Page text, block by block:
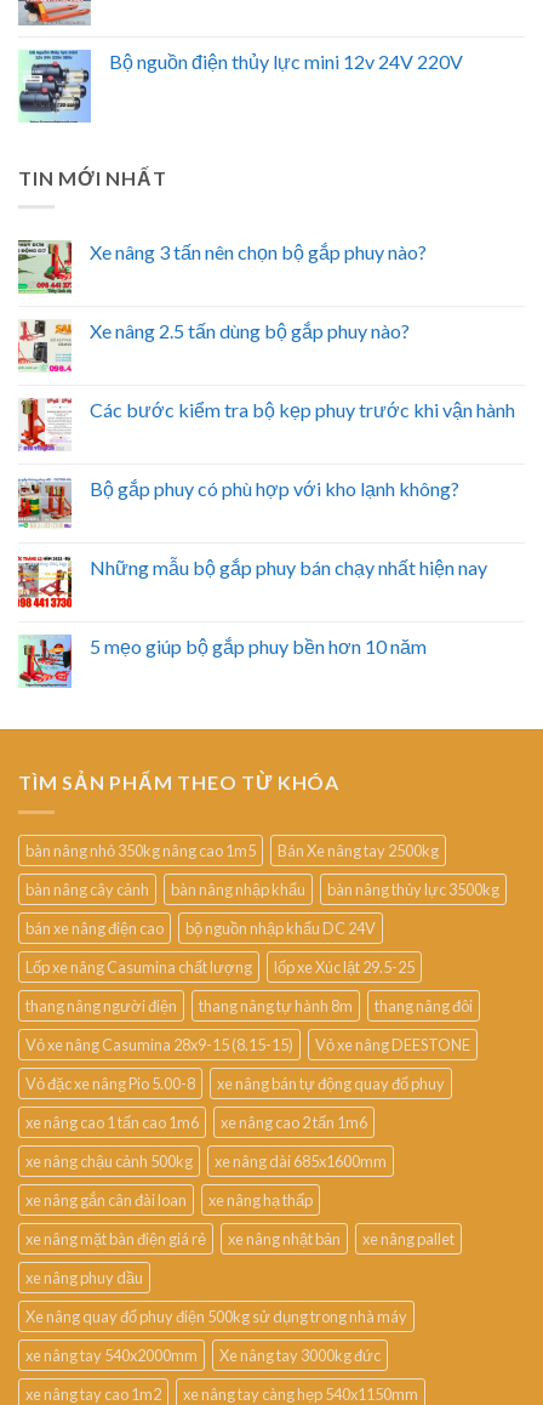
Bộ nguồn điện thủy lực mini 12v 24V 220V
TIN MỚI NHẤT
Xe nâng 3 tấn nên chọn bộ gắp phuy nào?
Xe nâng 2.5 tấn dùng bộ gắp phuy nào?
Các bước kiểm tra bộ kẹp phuy trước khi vận hành
Bộ gắp phuy có phù hợp với kho lạnh không?
Những mẫu bộ gắp phuy bán chạy nhất hiện nay
5 mẹo giúp bộ gắp phuy bền hơn 10 năm
TÌM SẢN PHẨM THEO TỪ KHÓA
bàn nâng nhỏ 350kg nâng cao 1m5
Bán Xe nâng tay 2500kg
bàn nâng cây cảnh
bàn nâng nhập khẩu
bàn nâng thủy lực 3500kg
bán xe nâng điện cao
bộ nguồn nhập khẩu DC 24V
Lốp xe nâng Casumina chất lượng
lốp xe Xúc lật 29.5-25
thang nâng người điện
thang nâng tự hành 8m
thang nâng đôi
Vỏ xe nâng Casumina 28x9-15 (8.15-15)
Vỏ xe nâng DEESTONE
Vỏ đặc xe nâng Pio 5.00-8
xe nâng bán tự động quay đổ phuy
xe nâng cao 1 tấn cao 1m6
xe nâng cao 2 tấn 1m6
xe nâng chậu cảnh 500kg
xe nâng dài 685x1600mm
xe nâng gắn cân đài loan
xe nâng hạ thấp
xe nâng mặt bàn điện giá rẻ
xe nâng nhật bản
xe nâng pallet
xe nâng phuy dầu
Xe nâng quay đổ phuy điện 500kg sử dụng trong nhà máy
xe nâng tay 540x2000mm
Xe nâng tay 3000kg đức
xe nâng tay cao 1m2
xe nâng tay càng hẹp 540x1150mm